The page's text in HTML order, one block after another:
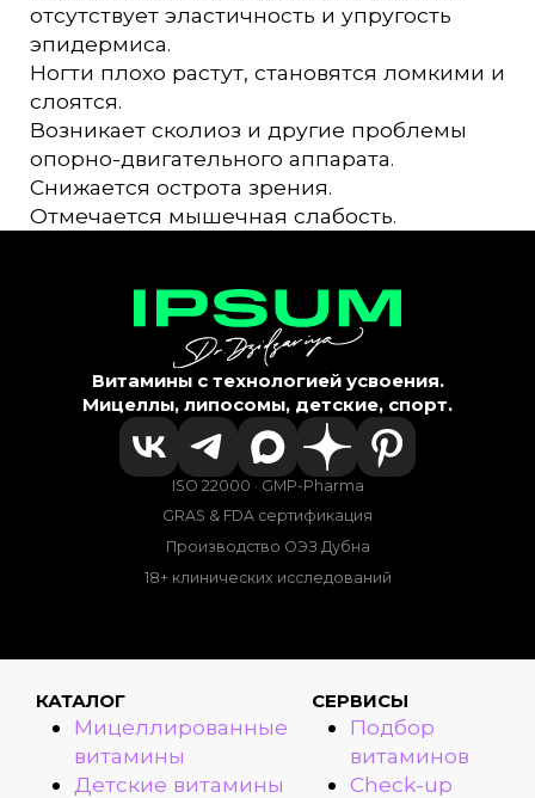
отсутствует эластичность и упругость
эпидермиса.
Ногти плохо растут, становятся ломкими и
слоятся.
Возникает сколиоз и другие проблемы
опорно-двигательного аппарата.
Снижается острота зрения.
Отмечается мышечная слабость.
Витамины с технологией усвоения.
Мицеллы, липосомы, детские, спорт.
ISO 22000 · GMP-Pharma
GRAS & FDA сертификация
Производство ОЭЗ Дубна
18+ клинических исследований
КАТАЛОГ
Мицеллированные
витамины
Детские витамины
СЕРВИСЫ
Подбор
витаминов
Check-up